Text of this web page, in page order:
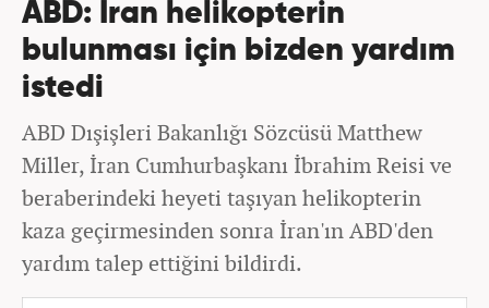
ABD: İran helikopterin
bulunması için bizden yardım
istedi
ABD Dışişleri Bakanlığı Sözcüsü Matthew
Miller, İran Cumhurbaşkanı İbrahim Reisi ve
beraberindeki heyeti taşıyan helikopterin
kaza geçirmesinden sonra İran'ın ABD'den
yardım talep ettiğini bildirdi.